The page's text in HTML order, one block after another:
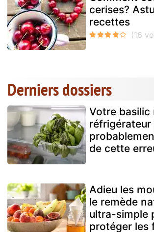
cerises?
recettes
Derniers dossiers
Votre basilic
réfrigérateur
de cette
Adieu les
le remède
ultra-simple
protéger les